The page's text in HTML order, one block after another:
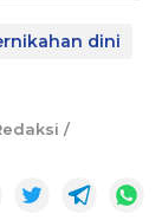
dini
/